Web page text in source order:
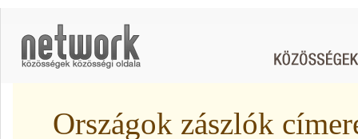
Országok zászlók